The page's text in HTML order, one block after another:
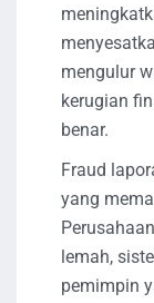
mengulur
kerugian
benar.
Fraud
yang
lemah,
pemimpin